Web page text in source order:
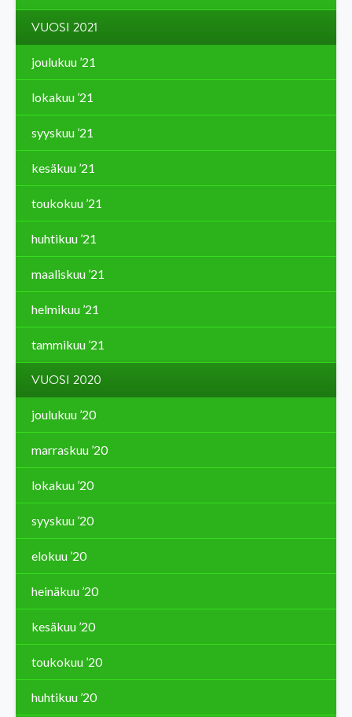
VUOSI 2021
joulukuu ’21
lokakuu ’21
syyskuu ’21
kesäkuu ’21
toukokuu ’21
huhtikuu ’21
maaliskuu ’21
helmikuu ’21
tammikuu ’21
VUOSI 2020
joulukuu ’20
marraskuu ’20
lokakuu ’20
syyskuu ’20
elokuu ’20
heinäkuu ’20
kesäkuu ’20
toukokuu ’20
huhtikuu ’20